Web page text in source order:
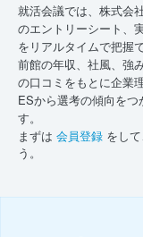
就活会議では、株式会
のエントリーシート、
をリアルタイムで把握
前館の年収、社風、強
の口コミをもとに企業
ESから選考の傾向を
す。
まずは 会員登録 をし
う。